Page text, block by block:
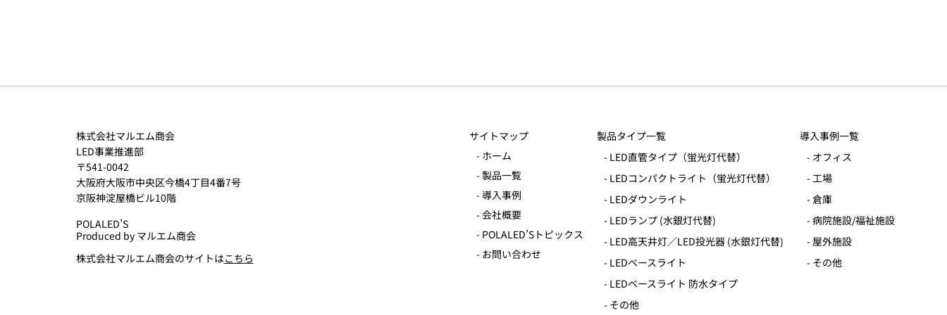
株式会社マルエム商会
LED事業推進部
〒541-0042
大阪府大阪市中央区今橋4丁目4番7号
京阪神淀屋橋ビル10階
POLALED’S
Produced by マルエム商会
株式会社マルエム商会のサイトはこちら
サイトマップ
- ホーム
- 製品一覧
- 導入事例
- 会社概要
- POLALED’Sトピックス
- お問い合わせ
製品タイプ一覧
- LED直管タイプ（蛍光灯代替）
- LEDコンパクトライト（蛍光灯代替）
- LEDダウンライト
- LEDランプ (水銀灯代替)
- LED高天井灯／LED投光器 (水銀灯代替)
- LEDベースライト
- LEDベースライト 防水タイプ
- その他
導入事例一覧
- オフィス
- 工場
- 倉庫
- 病院施設/福祉施設
- 屋外施設
- その他